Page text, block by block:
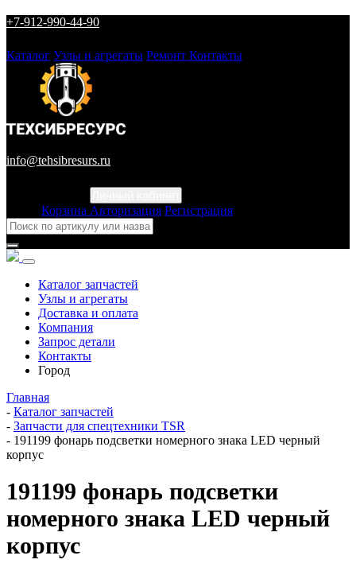
+7-912-990-44-90
Каталог Узлы и агрегаты Ремонт Контакты
info@tehsibresurs.ru
Корзина Авторизация Регистрация
Каталог запчастей
Узлы и агрегаты
Доставка и оплата
Компания
Запрос детали
Контакты
Город
Главная
- Каталог запчастей
- Запчасти для спецтехники TSR
- 191199 фонарь подсветки номерного знака LED черный
корпус
191199 фонарь подсветки
номерного знака LED черный
корпус